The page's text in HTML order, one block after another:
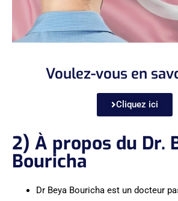
Voulez-vous en
Cliquez ici
2) À propos du Dr.
Bouricha
Dr Beya Bouricha est un docteur